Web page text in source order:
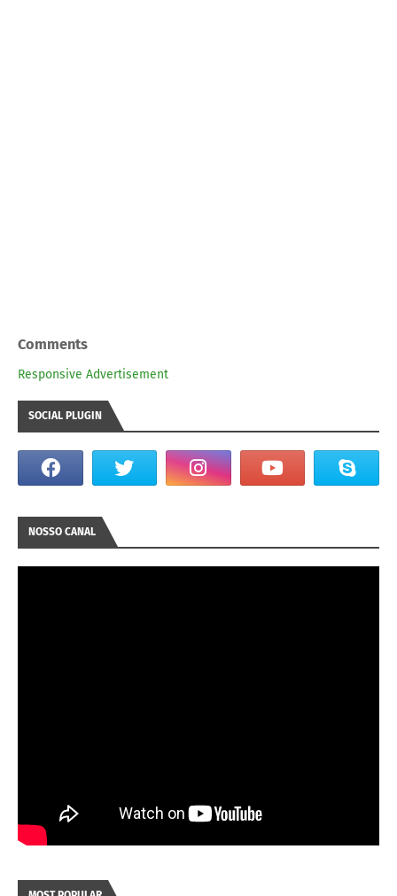
Comments
Responsive Advertisement
SOCIAL PLUGIN
NOSSO CANAL